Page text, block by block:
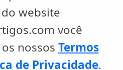
website
você
nossos Termos
de Privacidade.